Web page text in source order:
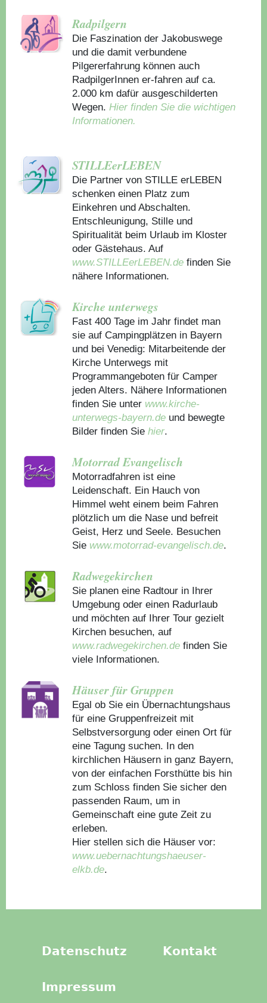
Radpilgern
Die Faszination der Jakobuswege
und die damit verbundene
Pilgererfahrung können auch
RadpilgerInnen er-fahren auf ca.
2.000 km dafür ausgeschilderten
Wegen.Hier finden Sie die wichtigen
Informationen.
STILLEerLEBEN
Die Partner von STILLE erLEBEN
schenken einen Platz zum
Einkehren und Abschalten.
Entschleunigung, Stille und
Spiritualität beim Urlaub im Kloster
oder Gästehaus. Auf
www.STILLEerLEBEN.de finden Sie
nähere Informationen.
Kirche unterwegs
Fast 400 Tage im Jahr findet man
sie auf Campingplätzen in Bayern
und bei Venedig: Mitarbeitende der
Kirche Unterwegs mit
Programmangeboten für Camper
jeden Alters. Nähere Informationen
finden Sie unter www.kirche-
unterwegs-bayern.de und bewegte
Bilder finden Sie hier.
Motorrad Evangelisch
Motorradfahren ist eine
Leidenschaft. Ein Hauch von
Himmel weht einem beim Fahren
plötzlich um die Nase und befreit
Geist, Herz und Seele. Besuchen
Sie www.motorrad-evangelisch.de.
Radwegekirchen
Sie planen eine Radtour in Ihrer
Umgebung oder einen Radurlaub
und möchten auf Ihrer Tour gezielt
Kirchen besuchen, auf
www.radwegekirchen.de finden Sie
viele Informationen.
Häuser für Gruppen
Egal ob Sie ein Übernachtungshaus
für eine Gruppenfreizeit mit
Selbstversorgung oder einen Ort für
eine Tagung suchen. In den
kirchlichen Häusern in ganz Bayern,
von der einfachen Forsthütte bis hin
zum Schloss finden Sie sicher den
passenden Raum, um in
Gemeinschaft eine gute Zeit zu
erleben.
Hier stellen sich die Häuser vor:
www.uebernachtungshaeuser-
elkb.de.
Datenschutz Kontakt
Impressum